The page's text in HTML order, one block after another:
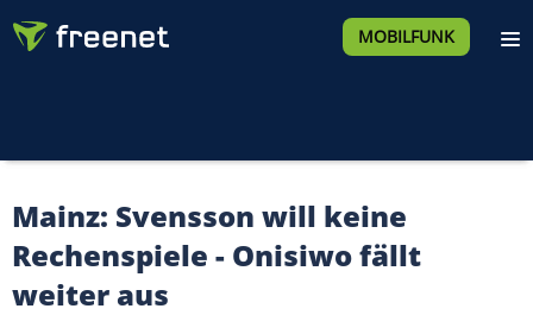
MOBILFUNK
Mainz: Svensson will keine
Rechenspiele - Onisiwo fällt
weiter aus